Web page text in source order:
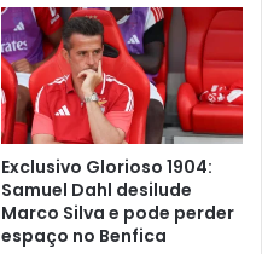
Exclusivo Glorioso 1904:
Samuel Dahl desilude
Marco Silva e pode perder
espaço no Benfica